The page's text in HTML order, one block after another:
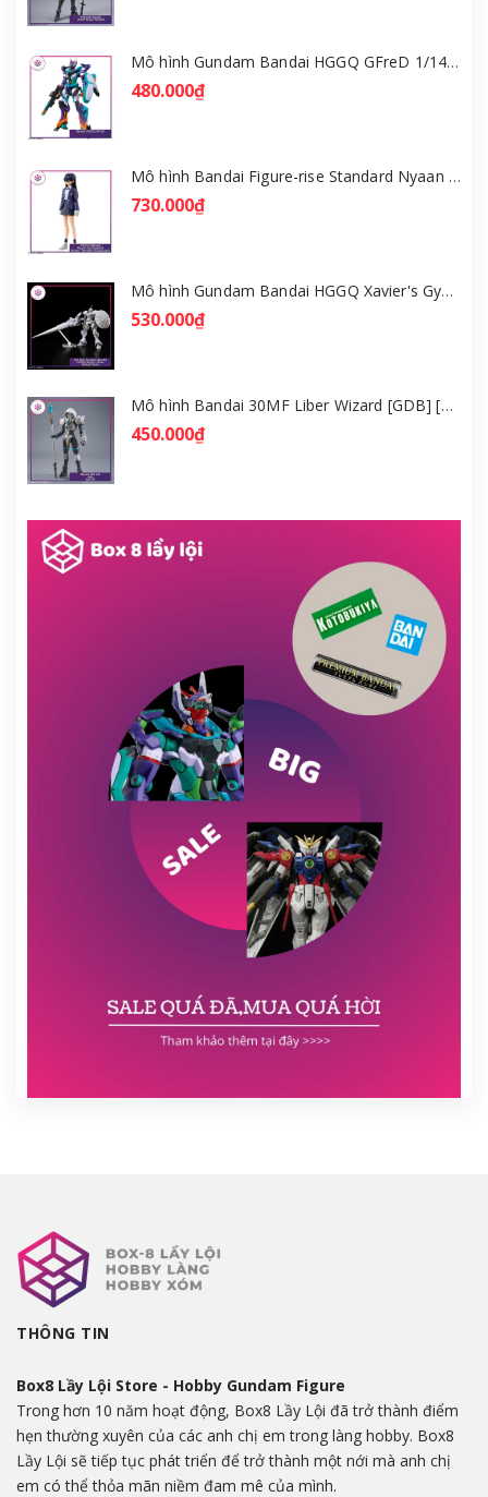
Mô hình Gundam Bandai HGGQ GFreD 1/144 [GDB] [BHG]
480.000₫
Mô hình Bandai Figure-rise Standard Nyaan - Gundam GQuuuuuuX [GDB] [FRS]
730.000₫
Mô hình Gundam Bandai HGGQ Xavier's Gyan Hakuji-Packs 1/144 [GDB] [BHG]
530.000₫
Mô hình Bandai 30MF Liber Wizard [GDB] [30MF]
450.000₫
THÔNG TIN
Box8 Lầy Lội Store - Hobby Gundam Figure
Trong hơn 10 năm hoạt động, Box8 Lầy Lội đã trở thành điểm
hẹn thường xuyên của các anh chị em trong làng hobby. Box8
Lầy Lội sẽ tiếp tục phát triển để trở thành một nới mà anh chị
em có thể thỏa mãn niềm đam mê của mình.